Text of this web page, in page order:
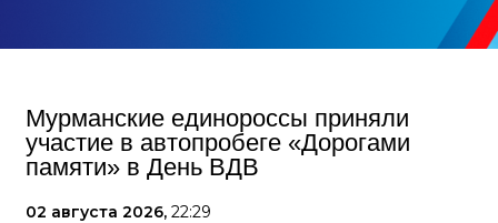
Мурманские единороссы приняли
участие в автопробеге «Дорогами
памяти» в День ВДВ
02 августа 2026, 22:29